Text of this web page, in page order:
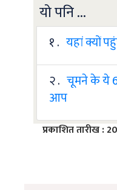
यो पनि ...
१ . यहां क्यों
२ . चूमने के ये
आप
प्रकाशित तारीख :